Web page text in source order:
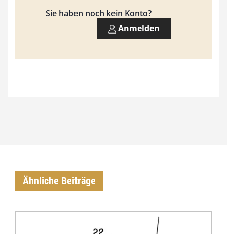
0
0
Sie haben noch kein Konto?
Anmelden
Ähnliche Beiträge